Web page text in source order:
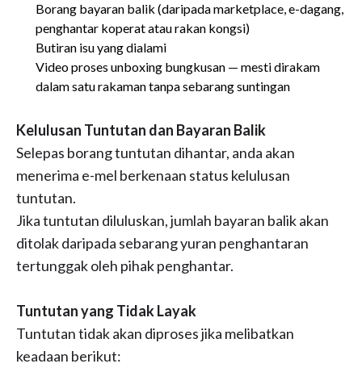
Borang bayaran balik (daripada marketplace, e-dagang,
penghantar koperat atau rakan kongsi)
Butiran isu yang dialami
Video proses unboxing bungkusan — mesti dirakam
dalam satu rakaman tanpa sebarang suntingan
Kelulusan Tuntutan dan Bayaran Balik
Selepas borang tuntutan dihantar, anda akan
menerima e-mel berkenaan status kelulusan
tuntutan.
Jika tuntutan diluluskan, jumlah bayaran balik akan
ditolak daripada sebarang yuran penghantaran
tertunggak oleh pihak penghantar.
Tuntutan yang Tidak Layak
Tuntutan tidak akan diproses jika melibatkan
keadaan berikut: